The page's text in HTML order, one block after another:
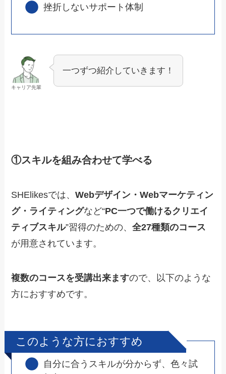
挫折しないサポート体制
キャリア先輩
一つずつ紹介していきます！
①スキルを組み合わせて学べる
SHElikesでは、Webデザイン・Webマーケティン
グ・ライティングなど“PC一つで働けるクリエイ
ティブスキル”習得のための、全27種類のコース
が用意されています。
複数のコースを受講出来ますので、以下のような
方におすすめです。
このような方におすすめ
自分に合うスキルが分からず、色々試